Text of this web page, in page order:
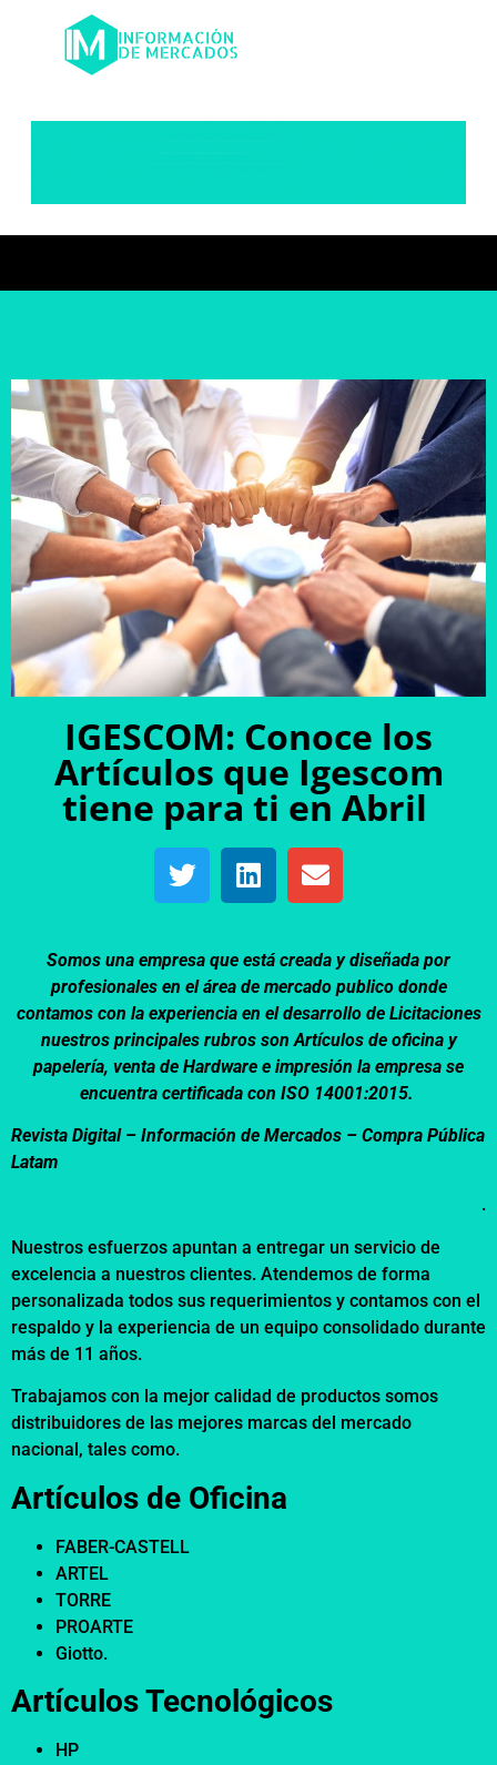
IGESCOM: Conoce los
Artículos que Igescom
tiene para ti en Abril
Somos una empresa que está creada y diseñada por
profesionales en el área de mercado publico donde
contamos con la experiencia en el desarrollo de Licitaciones
nuestros principales rubros son Artículos de oficina y
papelería, venta de Hardware e impresión la empresa se
encuentra certificada con ISO 14001:2015.
Revista Digital – Información de Mercados – Compra Pública
Latam
.
Nuestros esfuerzos apuntan a entregar un servicio de
excelencia a nuestros clientes. Atendemos de forma
personalizada todos sus requerimientos y contamos con el
respaldo y la experiencia de un equipo consolidado durante
más de 11 años.
Trabajamos con la mejor calidad de productos somos
distribuidores de las mejores marcas del mercado
nacional, tales como.
Artículos de Oficina
FABER-CASTELL
ARTEL
TORRE
PROARTE
Giotto.
Artículos Tecnológicos
HP